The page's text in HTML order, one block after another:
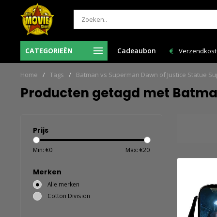
CATEGORIEËN Cadeaubon
Verzendkosten NL: € 6,95 en GRATIS > € 150,00!
Home / Tags / Batman vs Superman Dawn of Justice Statue
Producten getagd met
Prijs
Min: €0 Max: €20
Merken
Alle merken
Cotton Division